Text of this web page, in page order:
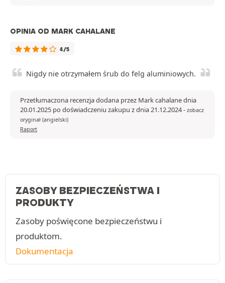
OPINIA OD MARK CAHALANE
4/5
Nigdy nie otrzymałem śrub do felg aluminiowych.
Przetłumaczona recenzja dodana przez Mark cahalane dnia
20.01.2025 po doświadczeniu zakupu z dnia 21.12.2024- zobacz
oryginał (angielski)
Raport
ZASOBY BEZPIECZEŃSTWA I
PRODUKTY
Zasoby poświęcone bezpieczeństwu i
produktom.
Dokumentacja